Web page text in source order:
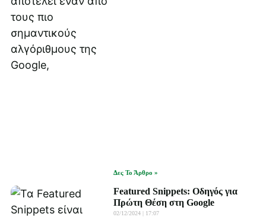
Δες Το Άρθρο »
Featured Snippets: Οδηγός για
Πρώτη Θέση στη Google
02/12/2024 17:07